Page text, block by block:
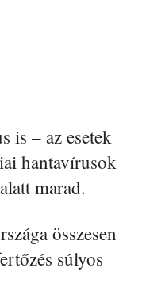
is – az esetek
hantavírusok
marad.
összesen
súlyos